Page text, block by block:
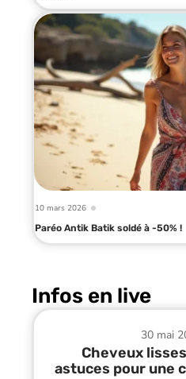
10 mars 2026
Paréo Antik Batik soldé à -50% !
Infos en live
30 mai
Cheveux
astuces pour une